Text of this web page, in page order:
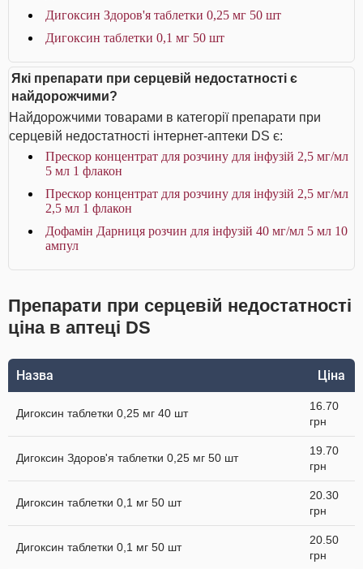
Дигоксин Здоров'я таблетки 0,25 мг 50 шт
Дигоксин таблетки 0,1 мг 50 шт
Які препарати при серцевій недостатності є
найдорожчими?
Найдорожчими товарами в категорії препарати при
серцевій недостатності інтернет-аптеки DS є:
Прескор концентрат для розчину для інфузій 2,5 мг/мл
5 мл 1 флакон
Прескор концентрат для розчину для інфузій 2,5 мг/мл
2,5 мл 1 флакон
Дофамін Дарниця розчин для інфузій 40 мг/мл 5 мл 10
ампул
Препарати при серцевій недостатності
ціна в аптеці DS
Назва Ціна
Дигоксин таблетки 0,25 мг 40 шт
16.70
грн
Дигоксин Здоров'я таблетки 0,25 мг 50 шт
19.70
грн
Дигоксин таблетки 0,1 мг 50 шт
20.30
грн
Дигоксин таблетки 0,1 мг 50 шт
20.50
грн